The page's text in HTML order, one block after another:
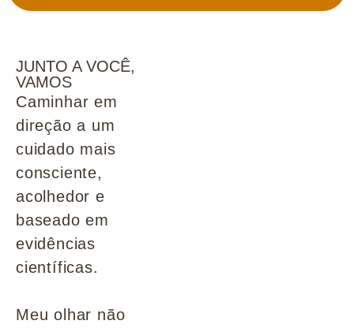
JUNTO A VOCÊ,
VAMOS
Caminhar em
direção a um
cuidado mais
consciente,
acolhedor e
baseado em
evidências
científicas.
Meu olhar não